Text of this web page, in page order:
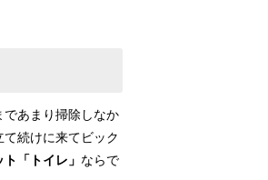
あまり掃除しなか
続けに来てビック
「トイレ」 ならで